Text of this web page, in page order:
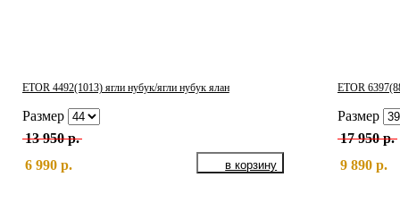
ETOR 4492(1013) ягли нубук/ягли нубук ялан
Размер
13 950 р.
6 990 р.
ETOR
Размер
17 950 р.
9 890 р.